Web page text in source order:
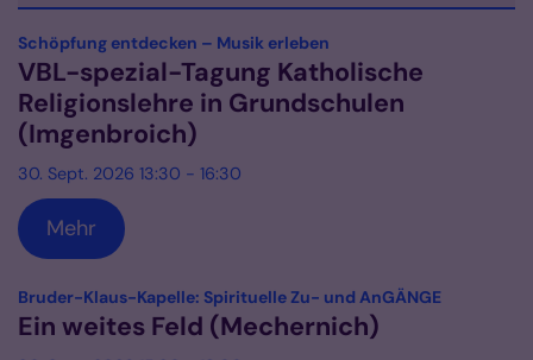
Datum: 30. September 2026
Schöpfung entdecken – Musik erleben
VBL-spezial-Tagung Katholische
Religionslehre in Grundschulen
(Imgenbroich)
30. Sept. 2026 13:30 - 16:30
Mehr
Bruder-Klaus-Kapelle: Spirituelle Zu- und AnGÄNGE:
Ein weites Feld (Mechernich)